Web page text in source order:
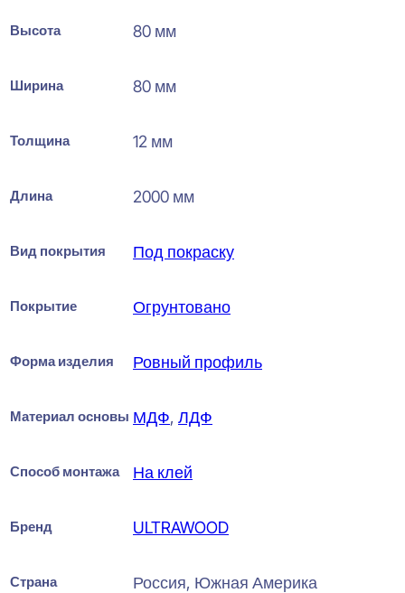
Высота 80 мм
Ширина 80 мм
Толщина 12 мм
Длина 2000 мм
Вид покрытия Под покраску
Покрытие Огрунтовано
Форма изделия Ровный профиль
Материал основы МДФ, ЛДФ
Способ монтажа На клей
Бренд ULTRAWOOD
Страна Россия, Южная Америка